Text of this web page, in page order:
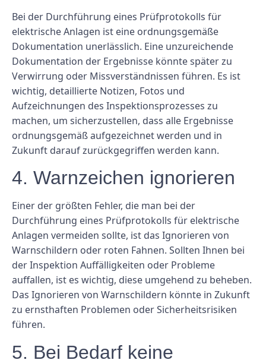
Bei der Durchführung eines Prüfprotokolls für
elektrische Anlagen ist eine ordnungsgemäße
Dokumentation unerlässlich. Eine unzureichende
Dokumentation der Ergebnisse könnte später zu
Verwirrung oder Missverständnissen führen. Es ist
wichtig, detaillierte Notizen, Fotos und
Aufzeichnungen des Inspektionsprozesses zu
machen, um sicherzustellen, dass alle Ergebnisse
ordnungsgemäß aufgezeichnet werden und in
Zukunft darauf zurückgegriffen werden kann.
4. Warnzeichen ignorieren
Einer der größten Fehler, die man bei der
Durchführung eines Prüfprotokolls für elektrische
Anlagen vermeiden sollte, ist das Ignorieren von
Warnschildern oder roten Fahnen. Sollten Ihnen bei
der Inspektion Auffälligkeiten oder Probleme
auffallen, ist es wichtig, diese umgehend zu beheben.
Das Ignorieren von Warnschildern könnte in Zukunft
zu ernsthaften Problemen oder Sicherheitsrisiken
führen.
5. Bei Bedarf keine